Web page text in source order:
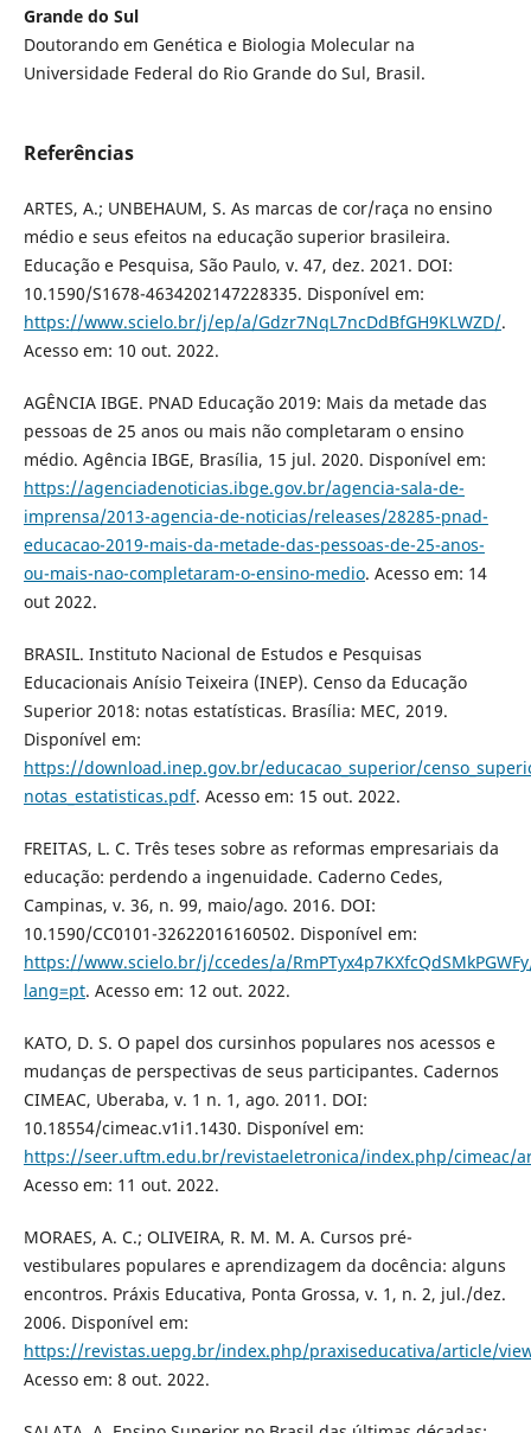
Grande do Sul
Doutorando em Genética e Biologia Molecular na
Universidade Federal do Rio Grande do Sul, Brasil.
Referências
ARTES, A.; UNBEHAUM, S. As marcas de cor/raça no ensino
médio e seus efeitos na educação superior brasileira.
Educação e Pesquisa, São Paulo, v. 47, dez. 2021. DOI:
10.1590/S1678-4634202147228335. Disponível em:
https://www.scielo.br/j/ep/a/Gdzr7NqL7ncDdBfGH9KLWZD/.
Acesso em: 10 out. 2022.
AGÊNCIA IBGE. PNAD Educação 2019: Mais da metade das
pessoas de 25 anos ou mais não completaram o ensino
médio. Agência IBGE, Brasília, 15 jul. 2020. Disponível em:
https://agenciadenoticias.ibge.gov.br/agencia-sala-de-
imprensa/2013-agencia-de-noticias/releases/28285-pnad-
educacao-2019-mais-da-metade-das-pessoas-de-25-anos-
ou-mais-nao-completaram-o-ensino-medio. Acesso em: 14
out 2022.
BRASIL. Instituto Nacional de Estudos e Pesquisas
Educacionais Anísio Teixeira (INEP). Censo da Educação
Superior 2018: notas estatísticas. Brasília: MEC, 2019.
Disponível em:
https://download.inep.gov.br/educacao_superior/
notas_estatisticas.pdf. Acesso em: 15 out. 2022.
FREITAS, L. C. Três teses sobre as reformas empresariais da
educação: perdendo a ingenuidade. Caderno Cedes,
Campinas, v. 36, n. 99, maio/ago. 2016. DOI:
10.1590/CC0101-32622016160502. Disponível em:
https://www.scielo.br/j/ccedes/a/
lang=pt. Acesso em: 12 out. 2022.
KATO, D. S. O papel dos cursinhos populares nos acessos e
mudanças de perspectivas de seus participantes. Cadernos
CIMEAC, Uberaba, v. 1 n. 1, ago. 2011. DOI:
10.18554/cimeac.v1i1.1430. Disponível em:
https://seer.uftm.edu.br/revistaeletronica/index.php/cimeac/
Acesso em: 11 out. 2022.
MORAES, A. C.; OLIVEIRA, R. M. M. A. Cursos pré-
vestibulares populares e aprendizagem da docência: alguns
encontros. Práxis Educativa, Ponta Grossa, v. 1, n. 2, jul./dez.
2006. Disponível em:
https://revistas.uepg.br/index.php/praxiseducativa/article/
Acesso em: 8 out. 2022.